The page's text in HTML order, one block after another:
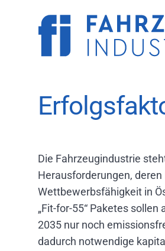
Die Fahrzeugindustrie
Herausforderungen,
Wettbewerbsfähigkeit in
„Fit-for-55“ Paketes
2035 nur noch
dadurch notwendige